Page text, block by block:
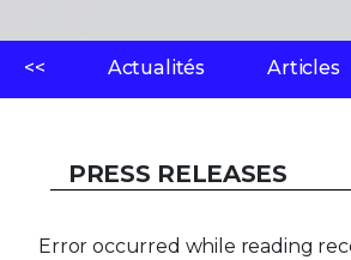
<< Actualités Articles
PRESS RELEASES
Error occurred while reading